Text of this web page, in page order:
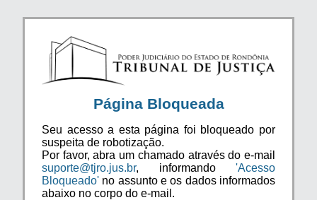
Página Bloqueada
Seu acesso a esta página foi bloqueado por
suspeita de robotização.
Por favor, abra um chamado através do e-mail
suporte@tjro.jus.br, informando 'Acesso
Bloqueado' no assunto e os dados informados
abaixo no corpo do e-mail.